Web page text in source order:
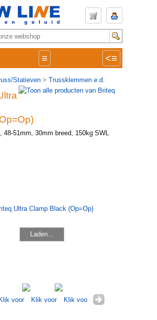
≡ <≡
Statieven > Trussklemmen e.d.
48-51mm, 30mm breed, 150kg SWL
Laden...